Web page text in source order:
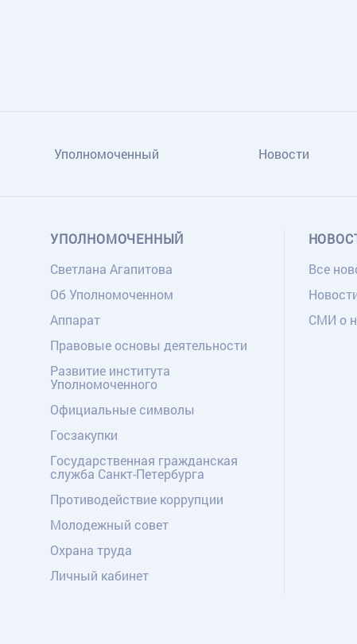
Уполномоченный Новости
УПОЛНОМОЧЕННЫЙ
Светлана Агапитова
Об Уполномоченном
Аппарат
Правовые основы деятельности
Развитие института
Уполномоченного
Официальные символы
Госзакупки
Государственная гражданская
служба Санкт-Петербурга
Противодействие коррупции
Молодежный совет
Охрана труда
Личный кабинет
Все
СМИ о